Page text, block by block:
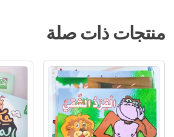
منتجات ذات صلة